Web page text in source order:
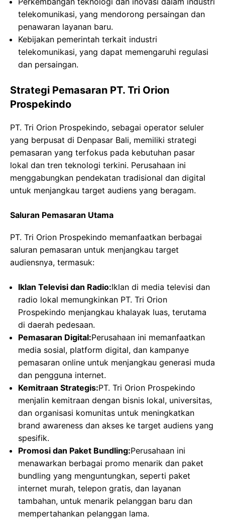
telekomunikasi, yang mendorong persaingan dan
penawaran layanan baru.
Kebijakan pemerintah terkait industri
telekomunikasi, yang dapat memengaruhi regulasi
dan persaingan.
Strategi Pemasaran PT. Tri Orion
Prospekindo
PT. Tri Orion Prospekindo, sebagai operator seluler
yang berpusat di Denpasar Bali, memiliki strategi
pemasaran yang terfokus pada kebutuhan pasar
lokal dan tren teknologi terkini. Perusahaan ini
menggabungkan pendekatan tradisional dan digital
untuk menjangkau target audiens yang beragam.
Saluran Pemasaran Utama
PT. Tri Orion Prospekindo memanfaatkan berbagai
saluran pemasaran untuk menjangkau target
audiensnya, termasuk:
Iklan Televisi dan Radio:Iklan di media televisi dan
radio lokal memungkinkan PT. Tri Orion
Prospekindo menjangkau khalayak luas, terutama
di daerah pedesaan.
Pemasaran Digital:Perusahaan ini memanfaatkan
media sosial, platform digital, dan kampanye
pemasaran online untuk menjangkau generasi muda
dan pengguna internet.
Kemitraan Strategis:PT. Tri Orion Prospekindo
menjalin kemitraan dengan bisnis lokal, universitas,
dan organisasi komunitas untuk meningkatkan
brand awareness dan akses ke target audiens yang
spesifik.
Promosi dan Paket Bundling:Perusahaan ini
menawarkan berbagai promo menarik dan paket
bundling yang menguntungkan, seperti paket
internet murah, telepon gratis, dan layanan
tambahan, untuk menarik pelanggan baru dan
mempertahankan pelanggan lama.